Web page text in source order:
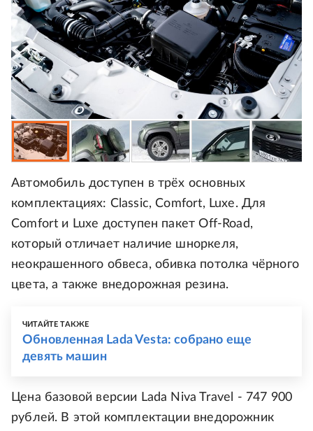
Автомобиль доступен в трёх основных
комплектациях: Classic, Comfort, Luxe. Для
Comfort и Luxe доступен пакет Off-Road,
который отличает наличие шноркеля,
неокрашенного обвеса, обивка потолка чёрного
цвета, а также внедорожная резина.
ЧИТАЙТЕ ТАКЖЕ
Обновленная Lada Vesta: собрано еще
девять машин
Цена базовой версии Lada Niva Travel - 747 900
рублей. В этой комплектации внедорожник